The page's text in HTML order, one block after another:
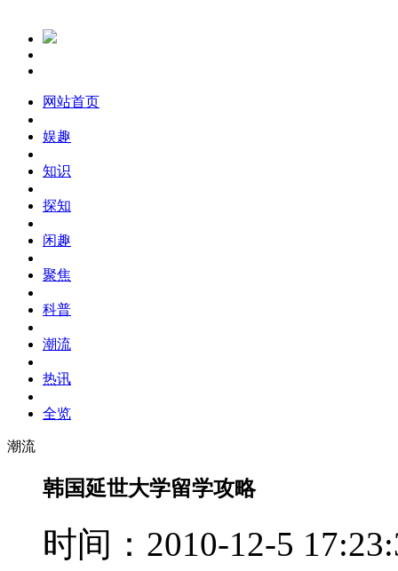
网站首页
娱趣
知识
探知
闲趣
聚焦
科普
潮流
热讯
全览
潮流
韩国延世大学留学攻略
时间：2010-12-5